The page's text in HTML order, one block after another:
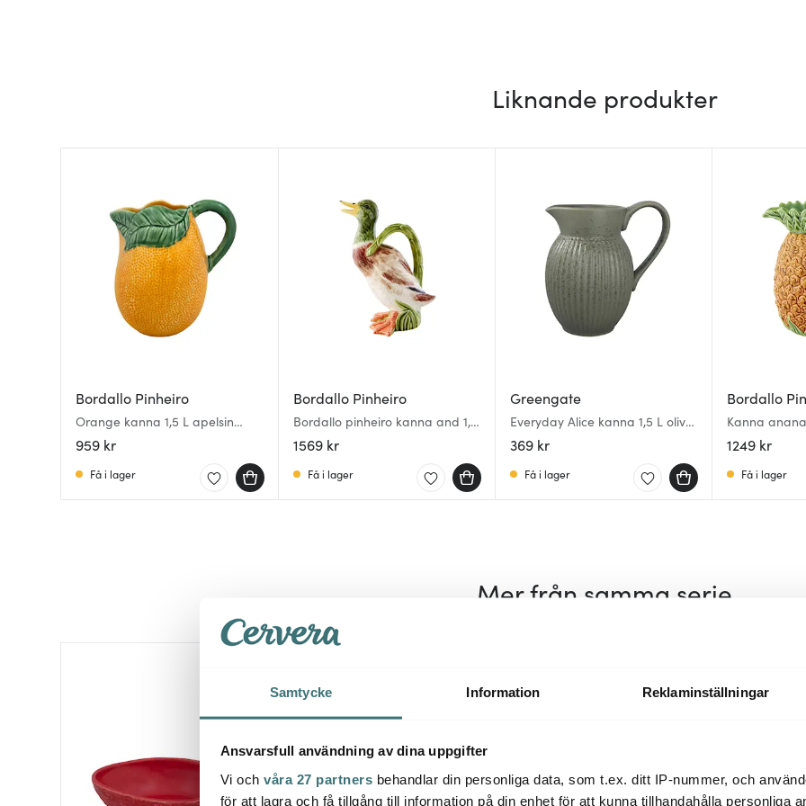
Samtycke Information Reklaminställningar
Ansvarsfull användning av dina uppgifter
Vi och våra 27 partners behandlar din personliga data, som t.ex. ditt IP-nummer, och
för att lagra och få tillgång till information på din enhet för att kunna tillhandahålla personliga
Liknande produkter
Bordallo Pinheiro
Orange kanna 1,5 L apelsin
orange/grön
959 kr
Få i lager
Bordallo Pinheiro
Bordallo pinheiro kanna and 1,5
L
1569 kr
Få i lager
Greengate
Everyday Alice kanna 1,5 L olive
green
369 kr
Få i lager
Bordallo
Kanna
1249 kr
Få i lager
Mer från samma serie